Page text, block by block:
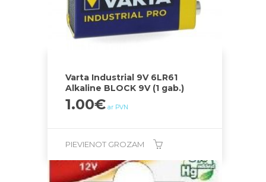
Varta Industrial 9V 6LR61
Alkaline BLOCK 9V (1 gab.)
1.00€ ar PVN
PIEVIENOT GROZAM